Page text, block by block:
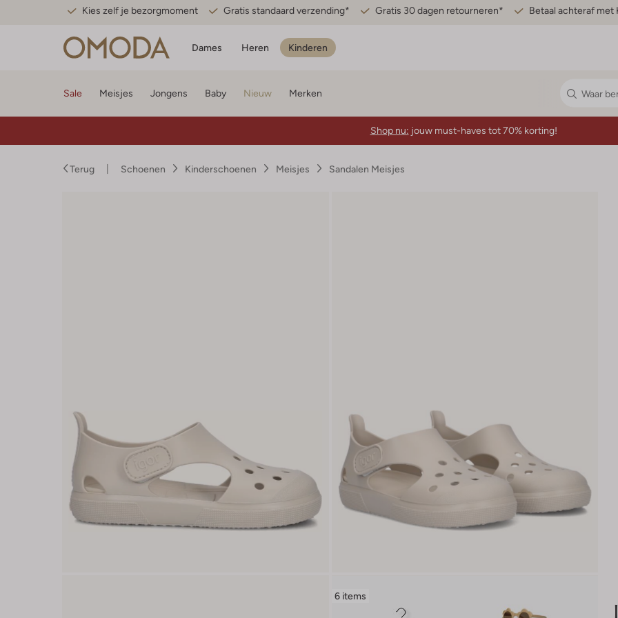
Kies zelf je bezorgmoment Gratis standaard verzending* Gratis 30 dagen retourneren* Betaal achteraf met
Dames Heren Kinderen
Sale Meisjes Jongens Baby Nieuw Merken
Shop nu: jouw must-haves tot 70% korting!
Terug Schoenen Kinderschoenen Meisjes Sandalen Meisjes
6 items